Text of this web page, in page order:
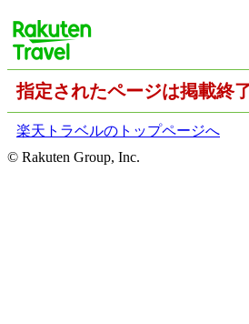
指定されたページは掲載終
楽天トラベルのトップページへ
© Rakuten Group, Inc.